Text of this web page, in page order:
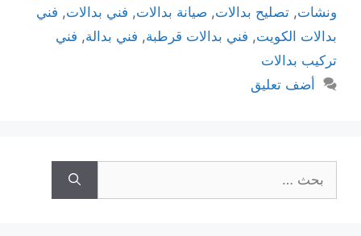
ونشات, تصليح بدالات, صيانة بدالات, فني بدالات, فني
بدالات الكويت, فني بدالات قرطبة, فني بدالة, فني
تركيب بدالات
أضف تعليق